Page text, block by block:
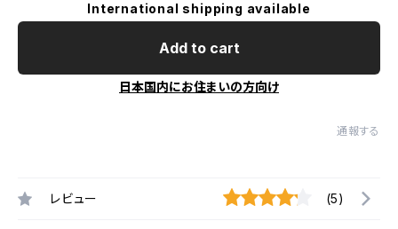
International shipping available
Add to cart
日本国内にお住まいの方向け
通報する
レビュー (5)